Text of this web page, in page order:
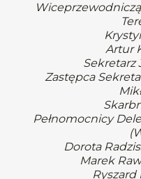
Artur
Sekretarz
Zastępca
Pełnomocnicy
Dorota
Marek
Ryszard